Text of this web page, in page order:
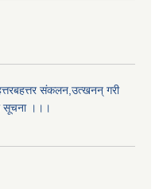
संकलन,उत्खनन् गरी
सूचना ।।।